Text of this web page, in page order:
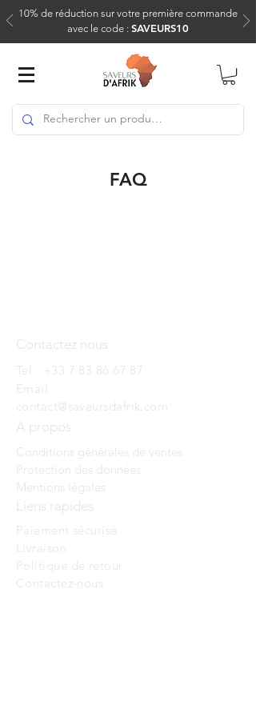
10% de réduction sur votre première commande
avec le code : SAVEURS10
FAQ
Contactez nous
Tel :
+33 7 83 86 67 87
Email :
contact@saveursdafrik.com
A propos
Conditions générales de ventes
Protection des données
Mentions légales
Liens rapides
Paiement sécurisé
Livraison
Politique de retour
Contactez-nous